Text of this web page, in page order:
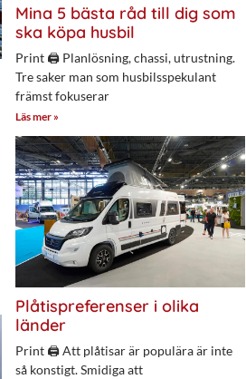
Mina 5 bästa råd till dig som
ska köpa husbil
Print 🖨 Planlösning, chassi, utrustning.
Tre saker man som husbilsspekulant
främst fokuserar
Läs mer »
Plåtispreferenser i olika
länder
Print 🖨 Att plåtisar är populära är inte
så konstigt. Smidiga att